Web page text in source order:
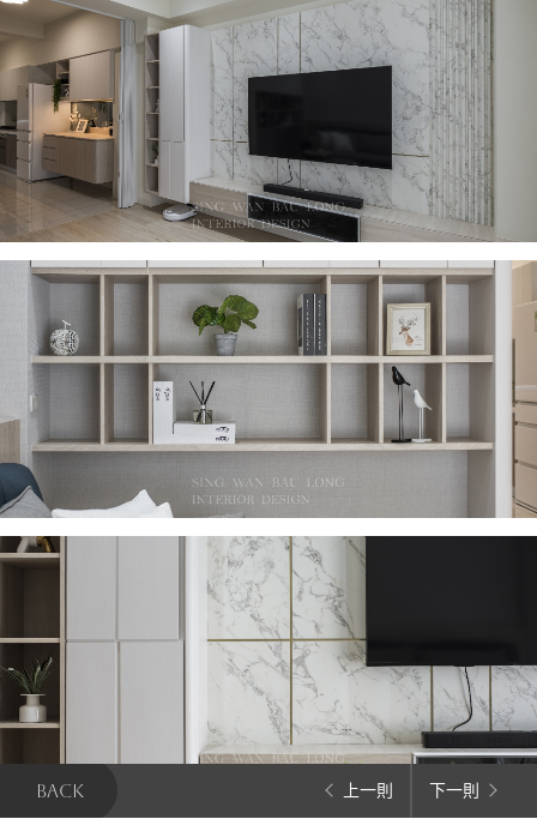
BACK 上一則 下一則